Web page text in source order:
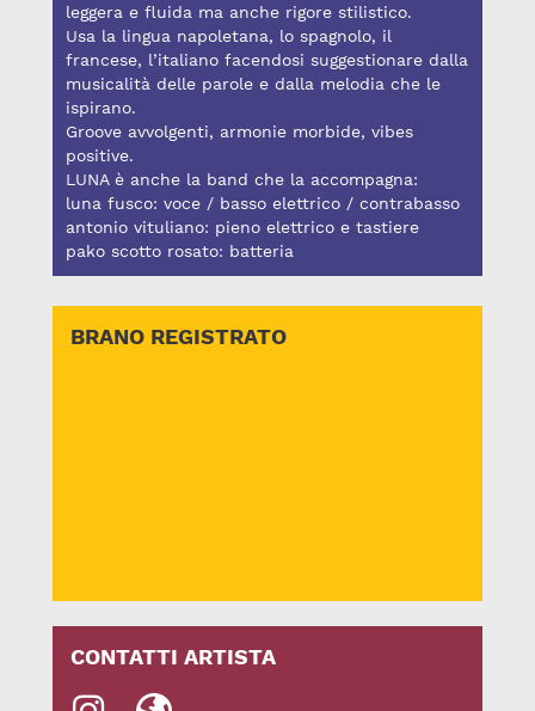
leggera e fluida ma anche rigore stilistico.
Usa la lingua napoletana, lo spagnolo, il
francese, l’italiano facendosi suggestionare dalla
musicalità delle parole e dalla melodia che le
ispirano.
Groove avvolgenti, armonie morbide, vibes
positive.
LUNA è anche la band che la accompagna:
luna fusco: voce / basso elettrico / contrabasso
antonio vituliano: pieno elettrico e tastiere
pako scotto rosato: batteria
BRANO REGISTRATO
CONTATTI ARTISTA